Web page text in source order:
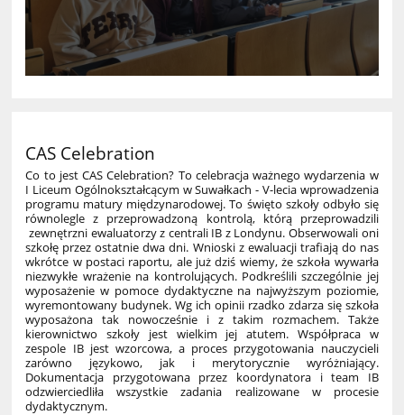
CAS Celebration
Co to jest CAS Celebration? To celebracja ważnego wydarzenia w
I Liceum Ogólnokształcącym w Suwałkach - V-lecia wprowadzenia
programu matury międzynarodowej. To święto szkoły odbyło się
równolegle z przeprowadzoną kontrolą, którą przeprowadzili
zewnętrzni ewaluatorzy z centrali IB z Londynu. Obserwowali oni
szkołę przez ostatnie dwa dni. Wnioski z ewaluacji trafiają do nas
wkrótce w postaci raportu, ale już dziś wiemy, że szkoła wywarła
niezwykłe wrażenie na kontrolujących. Podkreślili szczególnie jej
wyposażenie w pomoce dydaktyczne na najwyższym poziomie,
wyremontowany budynek. Wg ich opinii rzadko zdarza się szkoła
wyposażona tak nowocześnie i z takim rozmachem. Także
kierownictwo szkoły jest wielkim jej atutem. Współpraca w
zespole IB jest wzorcowa, a proces przygotowania nauczycieli
zarówno językowo, jak i merytorycznie wyróżniający.
Dokumentacja przygotowana przez koordynatora i team IB
odzwierciedliła wszystkie zadania realizowane w procesie
dydaktycznym.